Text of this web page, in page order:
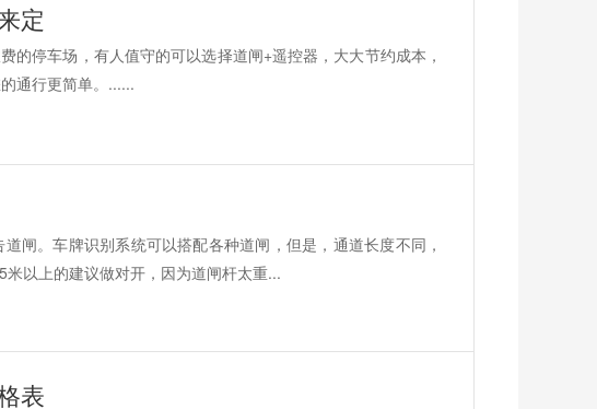
定
的停车场，有人值守的可以选择道闸+遥控器，大大节约成本，
通行更简单。......
闸。车牌识别系统可以搭配各种道闸，但是，通道长度不同，
以上的建议做对开，因为道闸杆太重...
表